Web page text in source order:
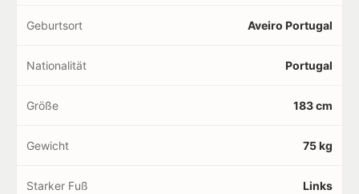
Geburtsort Aveiro Portugal
Nationalität Portugal
Größe 183 cm
Gewicht 75 kg
Starker Fuß Links